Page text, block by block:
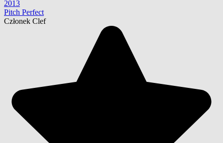
2013
Pitch Perfect
Członek Clef